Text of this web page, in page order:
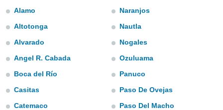
y
forma
digital
basada
permite
Alamo
Altotonga
Alvarado
Angel R. Cabada
Boca del Río
Casitas
Catemaco
Naranjos
Nautla
Nogales
Ozuluama
Panuco
Paso De Ovejas
Paso Del Macho